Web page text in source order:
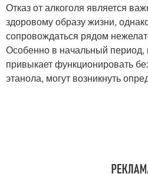
Отказ от алкоголя является
здоровому образу жизни,
сопровождаться рядом
Особенно в начальный период,
привыкает функционировать
этанола, могут возникнуть